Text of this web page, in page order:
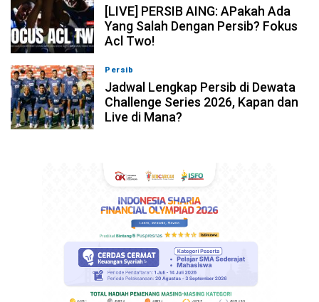
[LIVE] PERSIB AING: APakah Ada
Yang Salah Dengan Persib? Fokus
Acl Two!
Persib
Jadwal Lengkap Persib di Dewata
Challenge Series 2026, Kapan dan
Live di Mana?